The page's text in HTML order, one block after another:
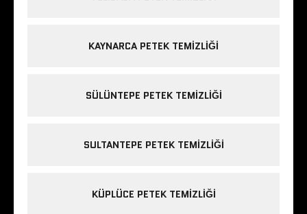
KAYNARCA PETEK TEMIZLIĞI
SÜLÜNTEPE PETEK TEMIZLIĞI
SULTANTEPE PETEK TEMIZLIĞI
KÜPLÜCE PETEK TEMIZLIĞI